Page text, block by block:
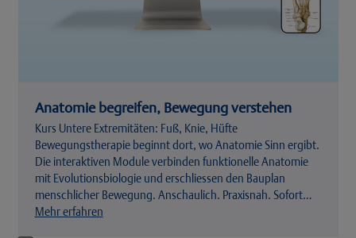
Anatomie begreifen, Bewegung verstehen
Kurs Untere Extremitäten: Fuß, Knie, Hüfte
Bewegungstherapie beginnt dort, wo Anatomie Sinn ergibt.
Die interaktiven Module verbinden funktionelle Anatomie
mit Evolutionsbiologie und erschliessen den Bauplan
menschlicher Bewegung. Anschaulich. Praxisnah. Sofort…
Mehr erfahren